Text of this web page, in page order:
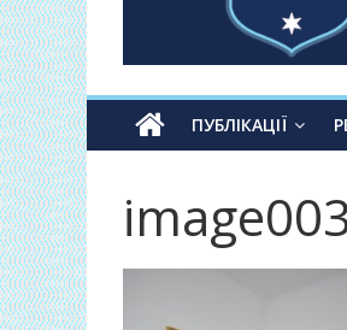
ПУБЛІКАЦІЇ